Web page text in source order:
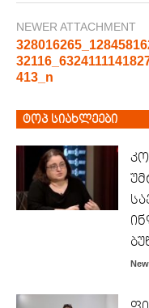
NEWER ATTACHMENT
413_n
ტოპ სიახლეები